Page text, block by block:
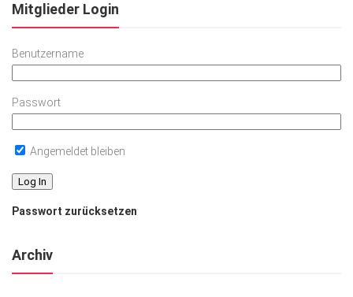
Mitglieder Login
Benutzername
Passwort
Angemeldet bleiben
Passwort zurücksetzen
Archiv